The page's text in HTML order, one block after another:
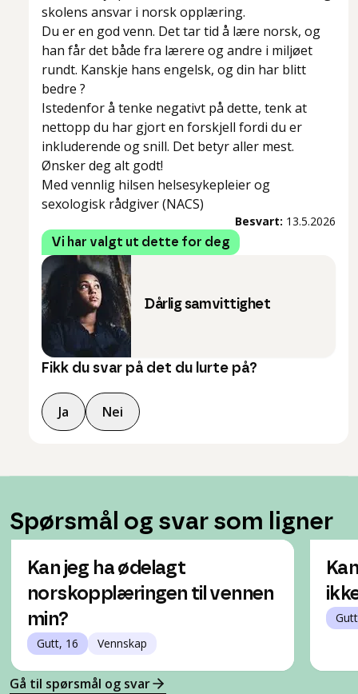
skolens ansvar i norsk opplæring.
Du er en god venn. Det tar tid å lære norsk, og
han får det både fra lærere og andre i miljøet
rundt. Kanskje hans engelsk, og din har blitt
bedre ?
Istedenfor å tenke negativt på dette, tenk at
nettopp du har gjort en forskjell fordi du er
inkluderende og snill. Det betyr aller mest.
Ønsker deg alt godt!
Med vennlig hilsen helsesykepleier og
sexologisk rådgiver (NACS)
Besvart: 13.5.2026
Vi har valgt ut dette for deg
Dårlig samvittighet
Fikk du svar på det du lurte på?
Ja Nei
Spørsmål og svar som ligner
Kan jeg ha ødelagt
norskopplæringen til vennen
min?
Gutt, 16 Vennskap
Gå til spørsmål og svar